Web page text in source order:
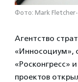
Фото: Mark
Агентство
«Инносоциум»,
«Росконгресс»
проектов